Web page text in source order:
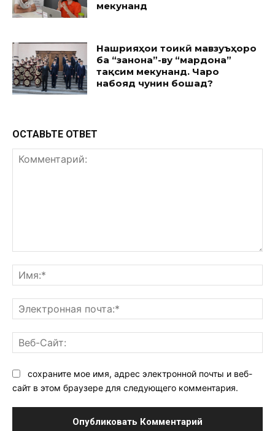
мекунанд
Нашрияҳои тоҷикӣ мавзуъҳоро
ба “занона”-ву “мардона”
тақсим мекунанд. Чаро
набояд чунин бошад?
ОСТАВЬТЕ ОТВЕТ
сохраните мое имя, адрес электронной почты и веб-
сайт в этом браузере для следующего комментария.